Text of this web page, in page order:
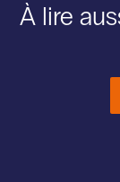
À lire